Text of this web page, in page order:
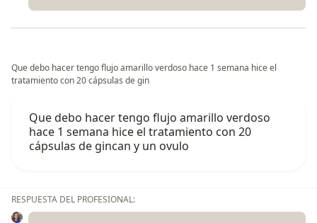
Que debo hacer tengo flujo amarillo verdoso hace 1 semana hice el
tratamiento con 20 cápsulas de gin
Que debo hacer tengo flujo amarillo verdoso
hace 1 semana hice el tratamiento con 20
cápsulas de gincan y un ovulo
RESPUESTA DEL PROFESIONAL: